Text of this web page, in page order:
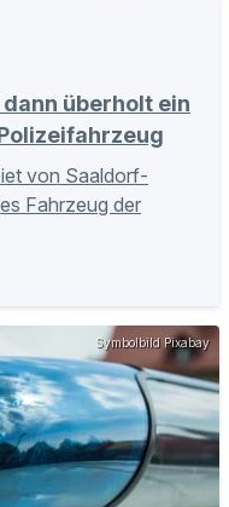
überholt ein
von Saaldorf-
Fahrzeug der
Symbolbild Pixabay